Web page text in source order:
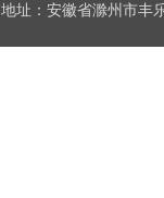
地址：安徽省滁州市丰